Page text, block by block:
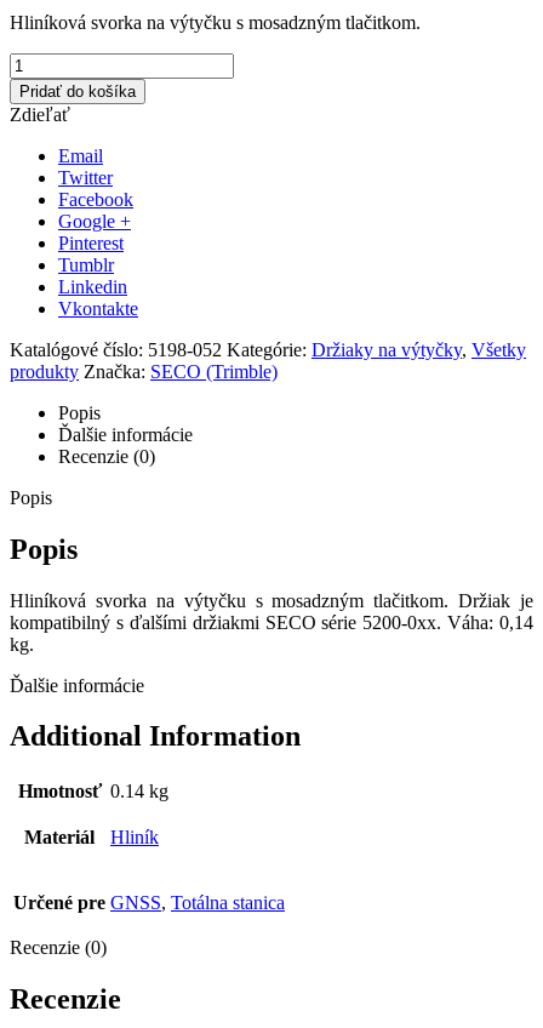
Hliníková svorka na výtyčku s mosadzným tlačitkom.
Pridať do košíka
Zdieľať
Email
Twitter
Facebook
Google +
Pinterest
Tumblr
Linkedin
Vkontakte
Katalógové číslo: 5198-052 Kategórie: Držiaky na výtyčky, Všetky
produkty Značka: SECO (Trimble)
Popis
Ďalšie informácie
Recenzie (0)
Popis
Popis
Hliníková svorka na výtyčku s mosadzným tlačitkom. Držiak je
kompatibilný s ďalšími držiakmi SECO série 5200-0xx. Váha: 0,14
kg.
Ďalšie informácie
Additional Information
Hmotnosť 0.14 kg
Materiál Hliník
Určené pre GNSS, Totálna stanica
Recenzie (0)
Recenzie